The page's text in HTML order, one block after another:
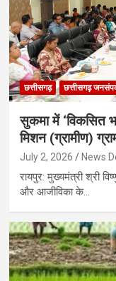
छत्तीसगढ़ छत्तीसगढ़
सुकमा में ‘विकसित
मिशन (ग्रामीण)
July 2, 2026 News
रायपुर: मुख्यमंत्री श्री
और आजीविका के…